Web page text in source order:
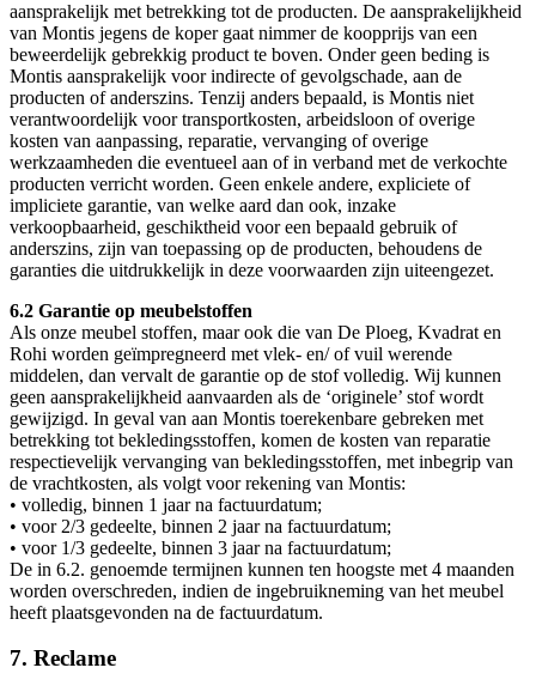
aansprakelijk met betrekking tot de producten. De aansprakelijkheid
van Montis jegens de koper gaat nimmer de koopprijs van een
beweerdelijk gebrekkig product te boven. Onder geen beding is
Montis aansprakelijk voor indirecte of gevolgschade, aan de
producten of anderszins. Tenzij anders bepaald, is Montis niet
verantwoordelijk voor transportkosten, arbeidsloon of overige
kosten van aanpassing, reparatie, vervanging of overige
werkzaamheden die eventueel aan of in verband met de verkochte
producten verricht worden. Geen enkele andere, expliciete of
impliciete garantie, van welke aard dan ook, inzake
verkoopbaarheid, geschiktheid voor een bepaald gebruik of
anderszins, zijn van toepassing op de producten, behoudens de
garanties die uitdrukkelijk in deze voorwaarden zijn uiteengezet.
6.2 Garantie op meubelstoffen
Als onze meubel stoffen, maar ook die van De Ploeg, Kvadrat en
Rohi worden geïmpregneerd met vlek- en/ of vuil werende
middelen, dan vervalt de garantie op de stof volledig. Wij kunnen
geen aansprakelijkheid aanvaarden als de ‘originele’ stof wordt
gewijzigd. In geval van aan Montis toerekenbare gebreken met
betrekking tot bekledingsstoffen, komen de kosten van reparatie
respectievelijk vervanging van bekledingsstoffen, met inbegrip van
de vrachtkosten, als volgt voor rekening van Montis:
• volledig, binnen 1 jaar na factuurdatum;
• voor 2/3 gedeelte, binnen 2 jaar na factuurdatum;
• voor 1/3 gedeelte, binnen 3 jaar na factuurdatum;
De in 6.2. genoemde termijnen kunnen ten hoogste met 4 maanden
worden overschreden, indien de ingebruikneming van het meubel
heeft plaatsgevonden na de factuurdatum.
7. Reclame